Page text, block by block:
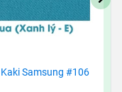
Samsung #106